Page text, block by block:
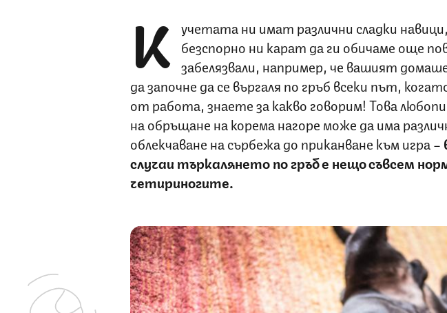
К учетата ни имат различни сладки
безспорно ни карат да ги обичаме още
забелязвали, например, че вашият
да започне да се въргаля по гръб всеки път,
от работа, знаете за какво говорим! Това
на обръщане на корема нагоре може да има
облекчаване на сърбежа до приканване към игра –
случаи търкалянето по гръб е нещо съвсем
четириногите.